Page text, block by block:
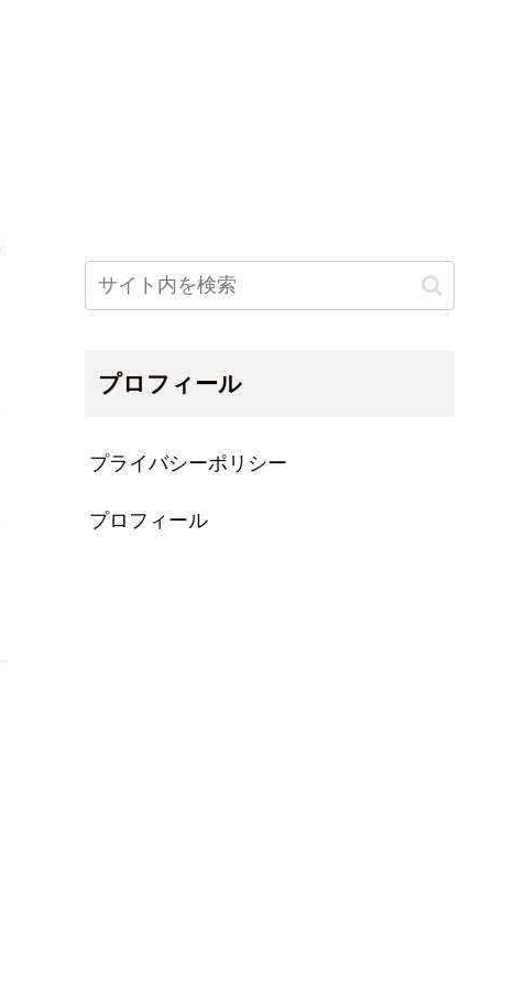
プロフィール
プライバシーポリシー
プロフィール